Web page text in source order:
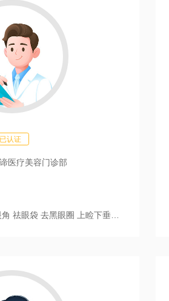
认证
医疗美容门诊部
祛眼袋 去黑眼圈 上睑下垂矫正